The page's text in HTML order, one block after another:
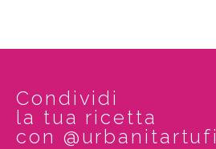
Condividi
la tua ricetta
con @urbanitartufi